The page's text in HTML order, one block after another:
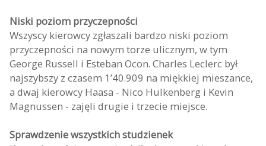
Niski poziom przyczepności
Wszyscy kierowcy zgłaszali bardzo niski poziom
przyczepności na nowym torze ulicznym, w tym
George Russell i Esteban Ocon. Charles Leclerc był
najszybszy z czasem 1’40.909 na miękkiej mieszance,
a dwaj kierowcy Haasa - Nico Hulkenberg i Kevin
Magnussen - zajęli drugie i trzecie miejsce.
Sprawdzenie wszystkich studzienek